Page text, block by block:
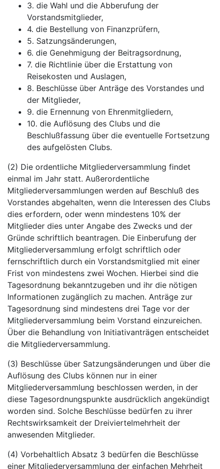
3. die Wahl und die Abberufung der
Vorstandsmitglieder,
4. die Bestellung von Finanzprüfern,
5. Satzungsänderungen,
6. die Genehmigung der Beitragsordnung,
7. die Richtlinie über die Erstattung von
Reisekosten und Auslagen,
8. Beschlüsse über Anträge des Vorstandes und
der Mitglieder,
9. die Ernennung von Ehrenmitgliedern,
10. die Auflösung des Clubs und die
Beschlußfassung über die eventuelle Fortsetzung
des aufgelösten Clubs.
(2) Die ordentliche Mitgliederversammlung findet
einmal im Jahr statt. Außerordentliche
Mitgliederversammlungen werden auf Beschluß des
Vorstandes abgehalten, wenn die Interessen des Clubs
dies erfordern, oder wenn mindestens 10% der
Mitglieder dies unter Angabe des Zwecks und der
Gründe schriftlich beantragen. Die Einberufung der
Mitgliederversammlung erfolgt schriftlich oder
fernschriftlich durch ein Vorstandsmitglied mit einer
Frist von mindestens zwei Wochen. Hierbei sind die
Tagesordnung bekanntzugeben und ihr die nötigen
Informationen zugänglich zu machen. Anträge zur
Tagesordnung sind mindestens drei Tage vor der
Mitgliederversammlung beim Vorstand einzureichen.
Über die Behandlung von Initiativanträgen entscheidet
die Mitgliederversammlung.
(3) Beschlüsse über Satzungsänderungen und über die
Auflösung des Clubs können nur in einer
Mitgliederversammlung beschlossen werden, in der
diese Tagesordnungspunkte ausdrücklich angekündigt
worden sind. Solche Beschlüsse bedürfen zu ihrer
Rechtswirksamkeit der Dreiviertelmehrheit der
anwesenden Mitglieder.
(4) Vorbehaltlich Absatz 3 bedürfen die Beschlüsse
einer Mitgliederversammlung der einfachen Mehrheit